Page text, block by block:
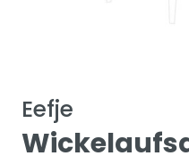
Eefje